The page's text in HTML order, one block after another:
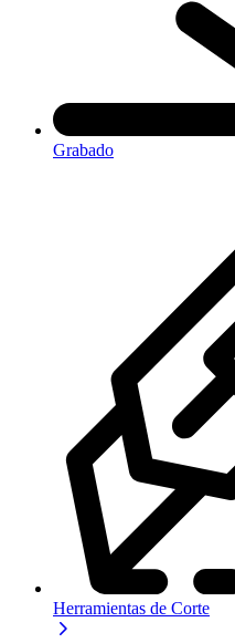
Grabado
Herramientas de Corte